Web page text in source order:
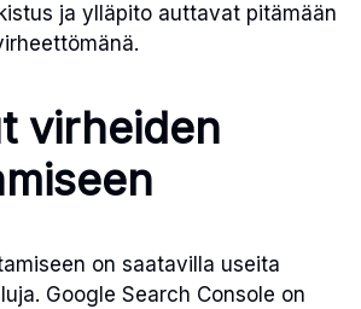
ja ylläpito auttavat pitämään
virheiden
on saatavilla useita
Google Search Console on